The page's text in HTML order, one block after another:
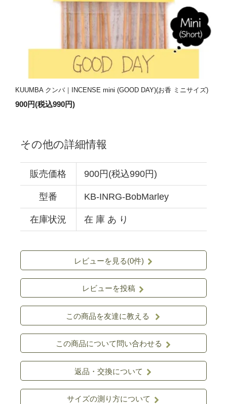
KUUMBA クンバ｜INCENSE mini (GOOD DAY)(お香 ミニサイズ)
900円(税込990円)
その他の詳細情報
販売価格 900円(税込990円)
型番 KB-INRG-BobMarley
在庫状況 在 庫 あ り
レビューを見る(0件)
レビューを投稿
この商品を友達に教える
この商品について問い合わせる
返品・交換について
サイズの測り方について